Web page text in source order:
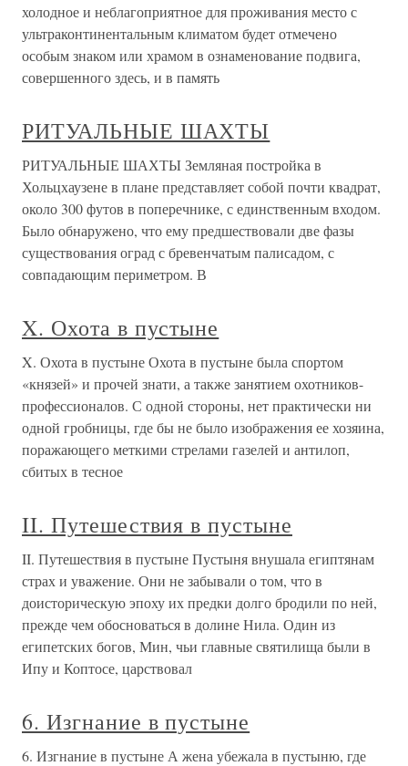
холодное и неблагоприятное для проживания место с
ультраконтинентальным климатом будет отмечено
особым знаком или храмом в ознаменование подвига,
совершенного здесь, и в память
РИТУАЛЬНЫЕ ШАХТЫ
РИТУАЛЬНЫЕ ШАХТЫ Земляная постройка в
Хольцхаузене в плане представляет собой почти квадрат,
около 300 футов в поперечнике, с единственным входом.
Было обнаружено, что ему предшествовали две фазы
существования оград с бревенчатым палисадом, с
совпадающим периметром. В
X. Охота в пустыне
X. Охота в пустыне Охота в пустыне была спортом
«князей» и прочей знати, а также занятием охотников-
профессионалов. С одной стороны, нет практически ни
одной гробницы, где бы не было изображения ее хозяина,
поражающего меткими стрелами газелей и антилоп,
сбитых в тесное
II. Путешествия в пустыне
II. Путешествия в пустыне Пустыня внушала египтянам
страх и уважение. Они не забывали о том, что в
доисторическую эпоху их предки долго бродили по ней,
прежде чем обосноваться в долине Нила. Один из
египетских богов, Мин, чьи главные святилища были в
Ипу и Коптосе, царствовал
6. Изгнание в пустыне
6. Изгнание в пустыне А жена убежала в пустыню, где